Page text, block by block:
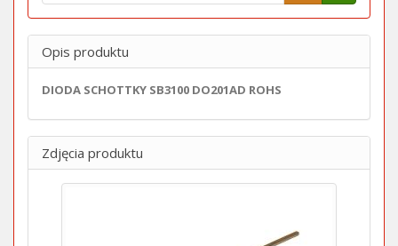
Opis produktu
DIODA SCHOTTKY SB3100 DO201AD ROHS
Zdjęcia produktu